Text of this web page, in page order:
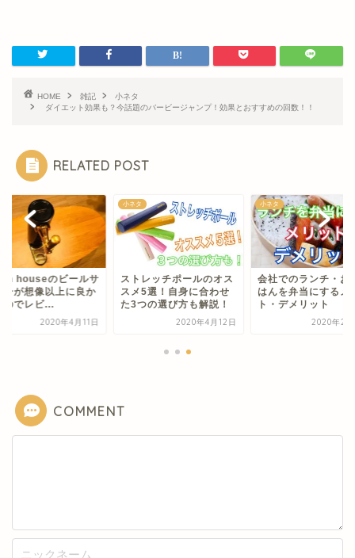
HOME 雑記
小ネタ
ダイエット効果も？今話題のバービージャンプ！効果とおすすめの回数！！
RELATED POST
houseのビールサ
ーが想像以上に良か
のでレビ...
2020年4月11日
小ネタ
ストレッチポールのオス
スメ5選！自身に合わせ
た3つの選び方も解説！
2020年4月12日
小ネタ
会社でのランチ・お
はんを弁当にするメ
ト・デメリット
2020年2
COMMENT